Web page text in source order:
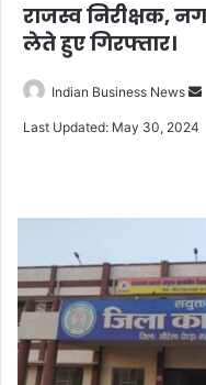
राजस्व निरीक्षक,
लेते हुए गिरफ्तार।
Indian Business News
Last Updated: May 30, 2024